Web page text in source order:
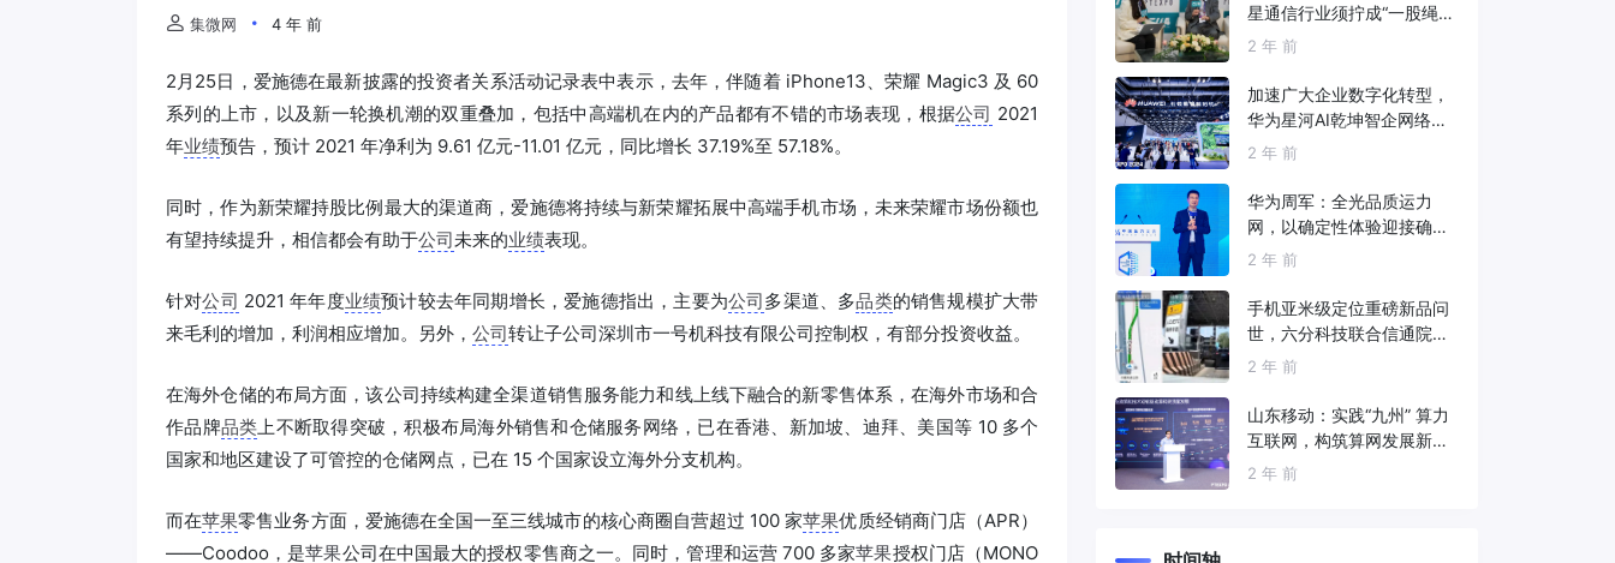
集微网 4 年 前
2月25日，爱施德在最新披露的投资者关系活动记录表中表示，去年，伴随着 iPhone13、荣耀 Magic3 及 60
系列的上市，以及新一轮换机潮的双重叠加，包括中高端机在内的产品都有不错的市场表现，根据公司 2021
年业绩预告，预计 2021 年净利为 9.61 亿元-11.01 亿元，同比增长 37.19%至 57.18%。
同时，作为新荣耀持股比例最大的渠道商，爱施德将持续与新荣耀拓展中高端手机市场，未来荣耀市场份额也
有望持续提升，相信都会有助于公司未来的业绩表现。
针对公司 2021 年年度业绩预计较去年同期增长，爱施德指出，主要为公司多渠道、多品类的销售规模扩大带
来毛利的增加，利润相应增加。另外， 公司转让子公司深圳市一号机科技有限公司控制权，有部分投资收益。
在海外仓储的布局方面，该公司持续构建全渠道销售服务能力和线上线下融合的新零售体系，在海外市场和合
作品牌品类 上不断取得突破，积极布局海外销售和仓储服务网络，已在香港、新加坡、迪拜、美国等 10 多个
国家和地区建设了可管控的仓储网点，已在 15 个国家设立海外分支机构。
而在苹果零售业务方面，爱施德在全国一至三线城市的核心商圈自营超过 100 家苹果优质经销商门店（APR）
——Coodoo，是苹果公司在中国最大的授权零售商之一。同时，管理和运营 700 多家苹果授权门店（MONO
星通信行业须拧成“一股绳”
共同打造垂直产业链
2 年 前
加速广大企业数字化转型，
华为星河AI乾坤智企网络解
决方案亮相2024中国国际信
2 年 前
华为周军：全光品质运力
网，以确定性体验迎接确定
性的智能时代
2 年 前
手机亚米级定位重磅新品问
世，六分科技联合信通院发
布免费服务
2 年 前
山东移动：实践“九州” 算力
互联网，构筑算网发展新底
座
2 年 前